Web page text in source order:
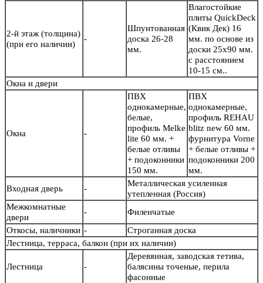
2-й этаж (толщина)
(при его наличии)
-
Шпунтованная
доска 26-28
мм.
Влагостойкие
плиты QuickDeck
(Квик Дек) 16
мм. по основе из
доски 25х90 мм.
с расстоянием
10-15 см..
Окна и двери
Окна -
ПВХ
однокамерные,
белые,
профиль Melke
lite 60 мм. +
белые отливы
+ подоконники
150 мм.
ПВХ
однокамерные,
профиль REHAU
blitz new 60 мм.
фурнитура Vorne
+ белые отливы +
подоконники 200
мм.
Входная дверь
-
Металлическая усиленная
утепленная (Россия)
Межкомнатные
двери
-
Филенчатые
Откосы, наличники -
Строганная доска
Лестница, терраса, балкон (при их наличии)
Лестница -
Деревянная, заводская тетива,
балясины точеные, перила
фасонные